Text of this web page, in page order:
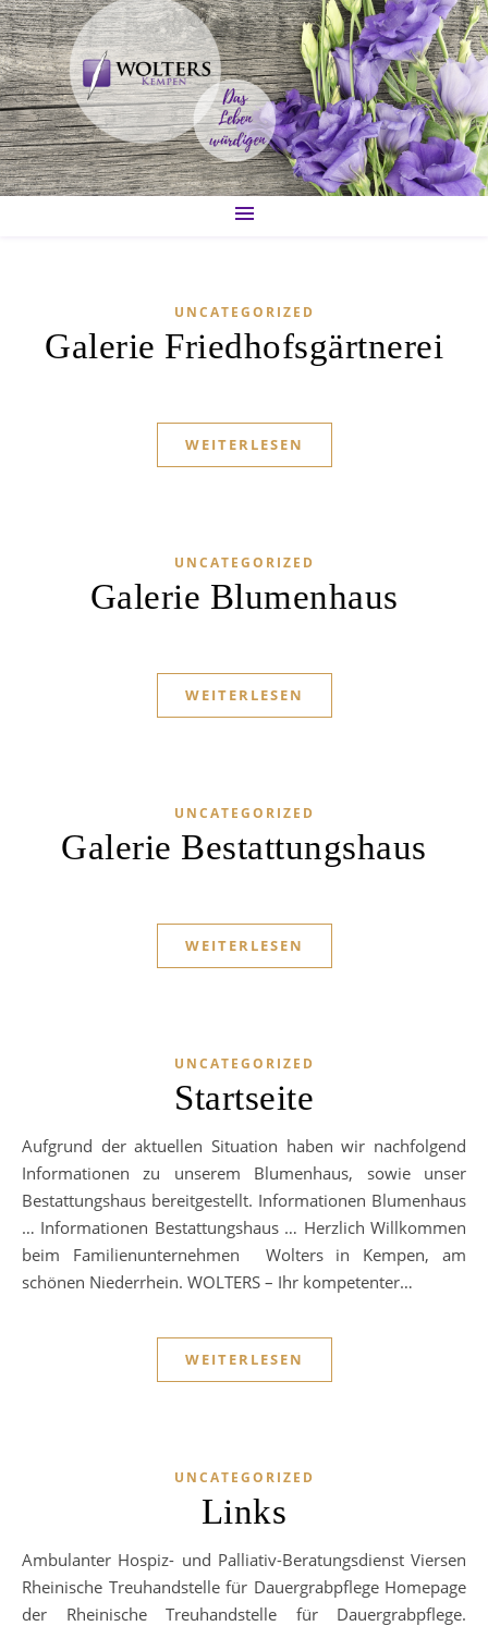
UNCATEGORIZED
Galerie Friedhofsgärtnerei
WEITERLESEN
UNCATEGORIZED
Galerie Blumenhaus
WEITERLESEN
UNCATEGORIZED
Galerie Bestattungshaus
WEITERLESEN
UNCATEGORIZED
Startseite
Aufgrund der aktuellen Situation haben wir nachfolgend
Informationen zu unserem Blumenhaus, sowie unser
Bestattungshaus bereitgestellt. Informationen Blumenhaus
… Informationen Bestattungshaus … Herzlich Willkommen
beim Familienunternehmen Wolters in Kempen, am
schönen Niederrhein. WOLTERS – Ihr kompetenter…
WEITERLESEN
UNCATEGORIZED
Links
Ambulanter Hospiz- und Palliativ-Beratungsdienst Viersen
Rheinische Treuhandstelle für Dauergrabpflege Homepage
der Rheinische Treuhandstelle für Dauergrabpflege.